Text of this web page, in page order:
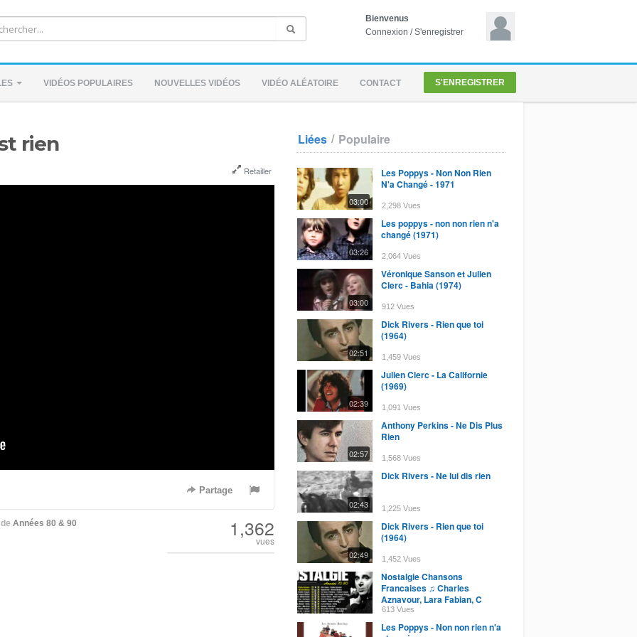
Bienvenus
Connexion /S'enregistrer
VIDÉOS POPULAIRES NOUVELLES VIDÉOS VIDÉO ALÉATOIRE CONTACT S'ENREGISTRER
rien
Retailler
Partage
de Années 80 & 90 1,362
vues
Liées / Populaire
03:00
Les Poppys - Non Non Rien
N'a Changé - 1971
2,298 Vues
03:26
Les poppys - non non rien n'a
changé (1971)
2,064 Vues
03:00
Véronique Sanson et Julien
Clerc - Bahia (1974)
912 Vues
02:51
Dick Rivers - Rien que toi
(1964)
1,459 Vues
02:39
Julien Clerc - La Californie
(1969)
1,091 Vues
02:57
Anthony Perkins - Ne Dis Plus
Rien
1,568 Vues
02:43
Dick Rivers - Ne lui dis rien
1,225 Vues
02:49
Dick Rivers - Rien que toi
(1964)
1,452 Vues
Nostalgie Chansons
Francaises ♫ Charles
Aznavour, Lara Fabian, C
Jerome, Julien Clerc, Michel
Sardou
613 Vues
Les Poppys - Non non rien n'a